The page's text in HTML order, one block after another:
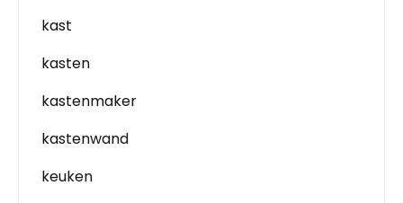
kast
kasten
kastenmaker
kastenwand
keuken